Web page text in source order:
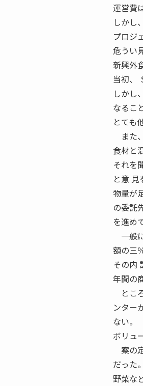
運営費
しかし
プロジ
危うい
新興外
当初、
しかし
なるこ
とても
また
食材と
それを
と意 見
物量が
の委託
を進め
一般
額の三
その内
年間の
とこ
ンター
ない。
ボリュ
案の
だった。
野菜な